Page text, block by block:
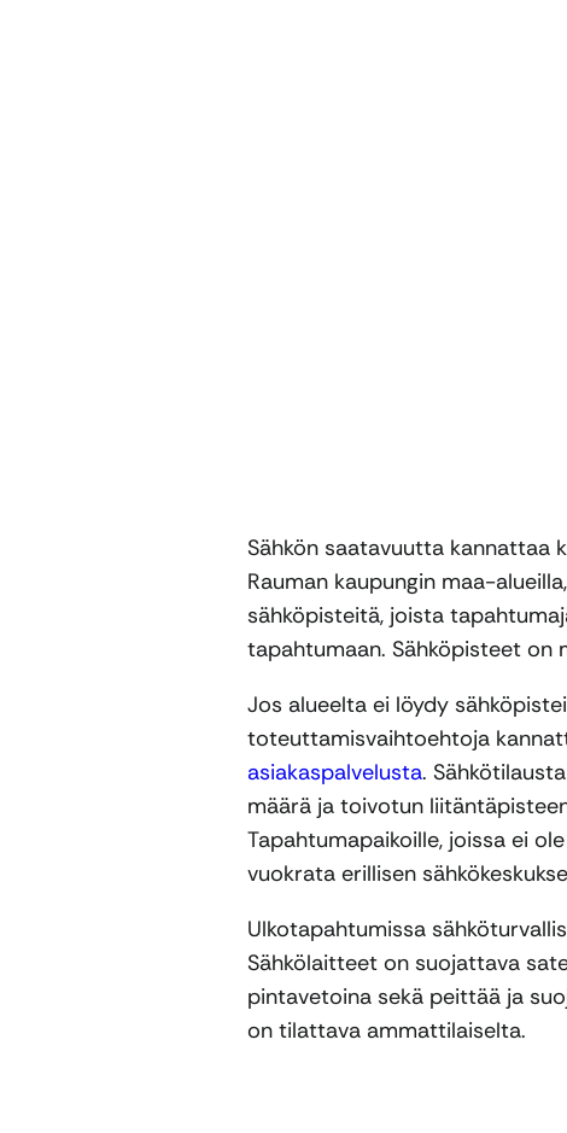
Sähkön saatavuutta kannattaa
Rauman kaupungin maa-
sähköpisteitä, joista
tapahtumaan. Sähköpisteet on
Jos alueelta ei löydy
toteuttamisvaihtoehtoja
asiakaspalvelusta.
määrä ja toivotun
Tapahtumapaikoille, joissa ei
vuokrata erillisen
Ulkotapahtumissa
Sähkölaitteet on suojattava
pintavetoina sekä peittää ja
on tilattava ammattilaiselta.